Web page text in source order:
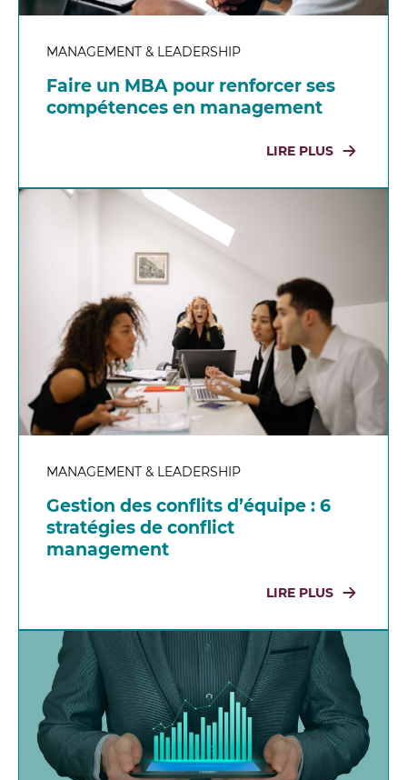
MANAGEMENT & LEADERSHIP
Faire un MBA pour renforcer ses
compétences en management
LIRE PLUS
MANAGEMENT & LEADERSHIP
Gestion des conflits d’équipe : 6
stratégies de conflict
management
LIRE PLUS